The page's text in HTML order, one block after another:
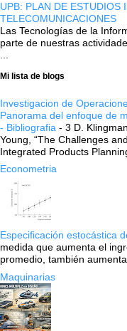
UPB: PLAN DE ESTUDIOS
TELECOMUNICACIONES
Las Tecnologías de la
parte de nuestras
Mi lista de blogs
Investigacion de
Panorama del enfoque de
- Bibliografia - 3 D.
Young, “The Challenges
Integrated Products
Econometria
Especificación estocástica
medida que aumenta el
promedio, también
Maquinarias